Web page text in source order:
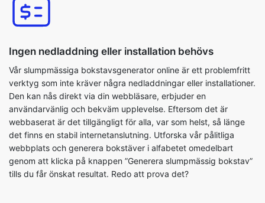
Ingen nedladdning eller installation behövs
Vår slumpmässiga bokstavsgenerator online är ett problemfritt
verktyg som inte kräver några nedladdningar eller installationer.
Den kan nås direkt via din webbläsare, erbjuder en
användarvänlig och bekväm upplevelse. Eftersom det är
webbaserat är det tillgängligt för alla, var som helst, så länge
det finns en stabil internetanslutning. Utforska vår pålitliga
webbplats och generera bokstäver i alfabetet omedelbart
genom att klicka på knappen ”Generera slumpmässig bokstav”
tills du får önskat resultat. Redo att prova det?